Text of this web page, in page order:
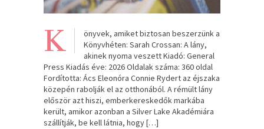
K
önyvek, amiket biztosan beszerzünk a
Könyvhéten: Sarah Crossan: A ​lány,
akinek nyoma veszett Kiadó: General
Press Kiadás éve: 2026 Oldalak száma: 360 oldal
Fordította: Ács Eleonóra Connie Rydert az éjszaka
közepén rabolják el az otthonából. A rémült lány
először azt hiszi, emberkereskedők markába
került, amikor azonban a Silver Lake Akadémiára
szállítják, be kell látnia, hogy […]